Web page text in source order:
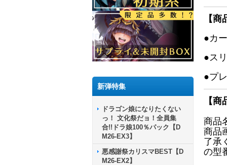
新弾特集
ドラゴン娘になりたくない
っ！ 文化祭だョ！全員集
合!!ドラ娘100％パック【D
M26-EX3】
悪感謝祭カリスマBEST【D
M26-EX2】
【
●カ
●ス
●プ
【
商品
商品
了承
の型